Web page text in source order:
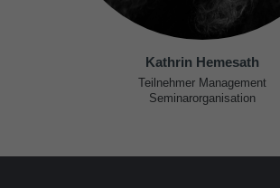
Kathrin Hemesath
Teilnehmer Management
Seminarorganisation